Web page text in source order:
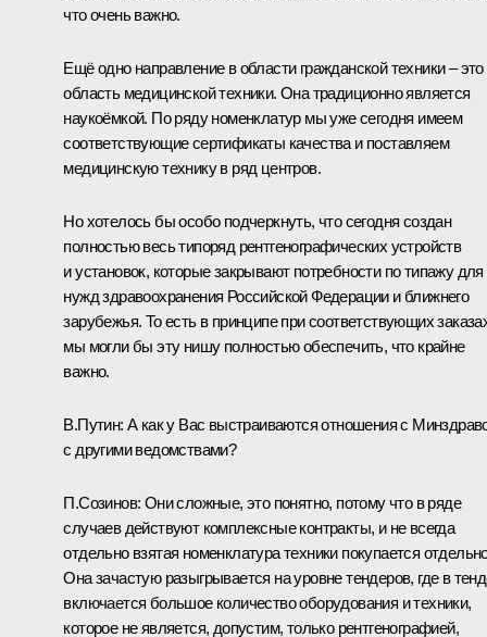
что очень важно.
Ещё одно направление в области гражданской техники – это
область медицинской техники. Она традиционно является
наукоёмкой. По ряду номенклатур мы уже сегодня имеем
соответствующие сертификаты качества и поставляем
медицинскую технику в ряд центров.
Но хотелось бы особо подчеркнуть, что сегодня создан
полностью весь типоряд рентгенографических устройств
и установок, которые закрывают потребности по типажу для
нужд здравоохранения Российской Федерации и ближнего
зарубежья. То есть в принципе при соответствующих
мы могли бы эту нишу полностью обеспечить, что крайне
важно.
В.Путин: А как у Вас выстраиваются отношения с
с другими ведомствами?
П.Созинов: Они сложные, это понятно, потому что в ряде
случаев действуют комплексные контракты, и не всегда
отдельно взятая номенклатура техники покупается
Она зачастую разыгрывается на уровне тендеров, где в
включается большое количество оборудования и техники,
которое не является, допустим, только рентгенографией,